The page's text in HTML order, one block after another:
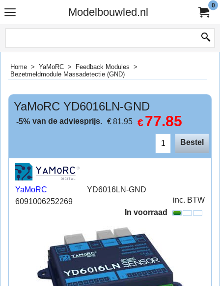
Modelbouwled.nl
0
Home > YaMoRC > Feedback Modules >
Bezetmeldmodule Massadetectie (GND)
YaMoRC YD6016LN-GND
-5% van de adviesprijs. €81.95 €77.85
Bestel
YaMoRC
YD6016LN-GND
6091006252269
inc. BTW
In voorraad